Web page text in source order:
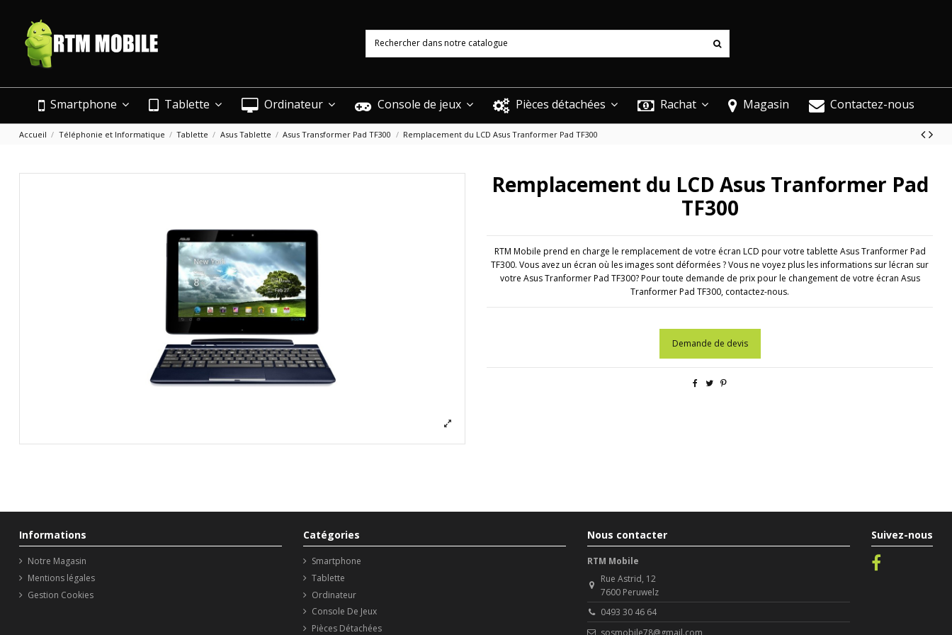
Smartphone Tablette Ordinateur Console de jeux Pièces détachées Rachat Magasin Contactez-nous
Accueil Téléphonie et Informatique Tablette Asus Tablette Asus Transformer Pad TF300 Remplacement du LCD Asus Tranformer Pad TF300
Remplacement du LCD Asus Tranformer Pad
TF300
RTM Mobile prend en charge le remplacement de votre écran LCD pour votre tablette Asus Tranformer Pad
TF300. Vous avez un écran où les images sont déformées ? Vous ne voyez plus les informations sur lécran sur
votre Asus Tranformer Pad TF300? Pour toute demande de prix pour le changement de votre écran Asus
Tranformer Pad TF300, contactez-nous.
Demande de devis
Informations
Notre Magasin
Mentions légales
Gestion Cookies
Catégories
Smartphone
Tablette
Ordinateur
Console De Jeux
Pièces Détachées
Nous contacter
RTM Mobile
Rue Astrid, 12
7600 Peruwelz
0493 30 46 64
sosmobile78@gmail.com
Suivez-nous